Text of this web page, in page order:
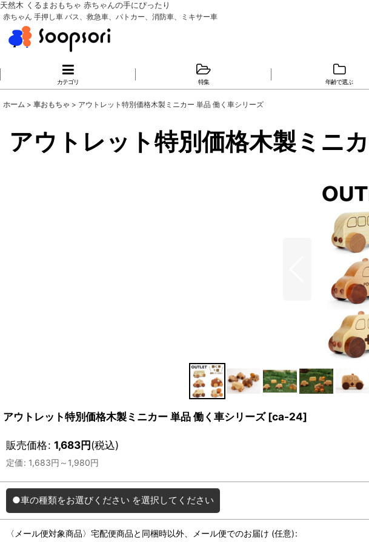
天然木 くるまおもちゃ 赤ちゃんの手にぴったり
赤ちゃん 手押し車 バス、救急車、パトカー、消防車、ミキサー車
カテゴリ 特集 年齢で選ぶ
ホーム > 車おもちゃ > アウトレット特別価格木製ミニカー 単品 働く車シリーズ
アウトレット特別価格木製ミニ
アウトレット特別価格木製ミニカー 単品 働く車シリーズ [ca-24]
販売価格: 1,683円(税込)
定価: 1,683円 ～1,980円
●車の種類をお選びください を選択してください
〈メール便対象商品〉宅配便商品と同梱時以外、メール便でのお届け (任意):